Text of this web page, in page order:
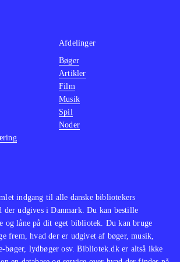
godt i dette spil
indgang til alle danske bibliotekers
der udgives i Danmark. Du kan bestille
og låne på dit eget bibliotek. Du kan bruge
frem, hvad der er udgivet af bøger, musik,
bøger, lydbøger osv. Bibliotek.dk er altså ikke
Afdelinger
Bøger
Artikler
Film
Musik
Spil
Noder